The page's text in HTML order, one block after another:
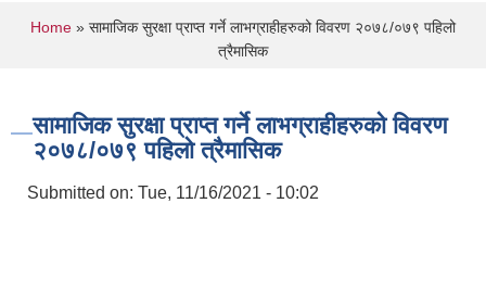
You are here
Home » सामाजिक सुरक्षा प्राप्त गर्ने लाभग्राहीहरुको विवरण २०७८/०७९ पहिलो
त्रैमासिक
सामाजिक सुरक्षा प्राप्त गर्ने लाभग्राहीहरुको विवरण
२०७८/०७९ पहिलो त्रैमासिक
Submitted on: Tue, 11/16/2021 - 10:02